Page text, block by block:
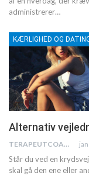
administrerer…
KÆRLIGHED OG
Alternativ
TERAPEUTCOACH
Står du ved en
skal gå den ene eller